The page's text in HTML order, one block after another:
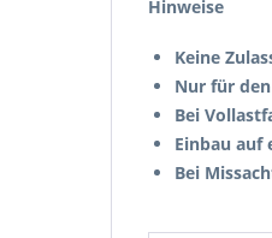
Hinweise
Keine
Nur für
Bei
Einbau auf
Bei